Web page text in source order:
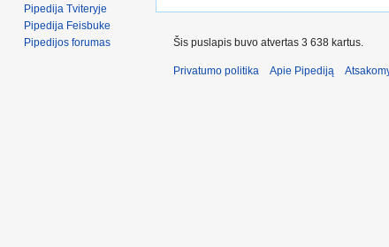
Pipedija Tviteryje
Pipedija Feisbuke
Pipedijos forumas
Šis puslapis buvo atvertas 3 638 kartus.
Privatumo politika Apie Pipediją